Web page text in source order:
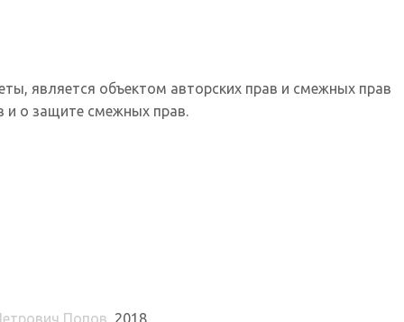
является объектом авторских прав и смежных прав
и о защите смежных прав.
Попов , 2018.